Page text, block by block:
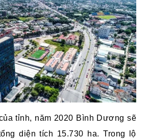
tỉnh, năm 2020 Bình Dương sẽ
diện tích 15.730 ha. Trong lộ